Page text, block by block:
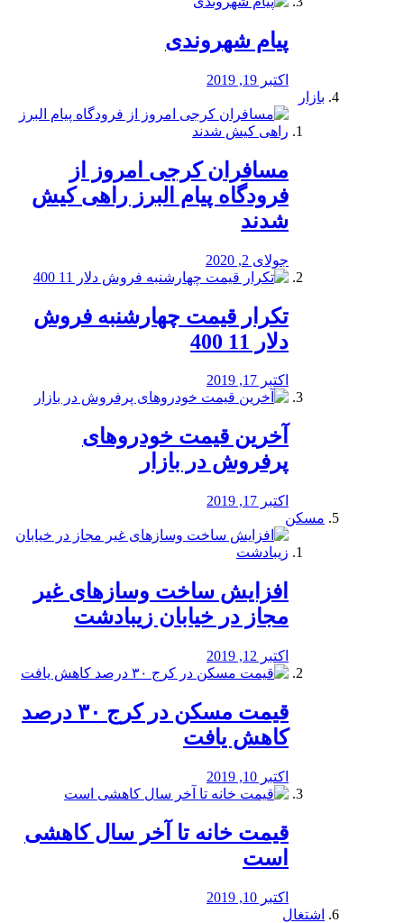
پیام شهروندی
اکتبر 19, 2019
بازار
مسافران کرجی امروز از
فرودگاه پیام البرز راهی کیش
شدند
جولای 2, 2020
تکرار قیمت چهارشنبه فروش
دلار 11 400
اکتبر 17, 2019
آخرین قیمت خودرو‌های
پرفروش در بازار
اکتبر 17, 2019
مسکن
افزایش ساخت وسازهای غیر
مجاز در خیابان زیبادشت
اکتبر 12, 2019
️قیمت مسکن در کرج ۳۰ درصد
کاهش یافت
اکتبر 10, 2019
قیمت خانه تا آخر سال کاهشی
است
اکتبر 10, 2019
اشتغال